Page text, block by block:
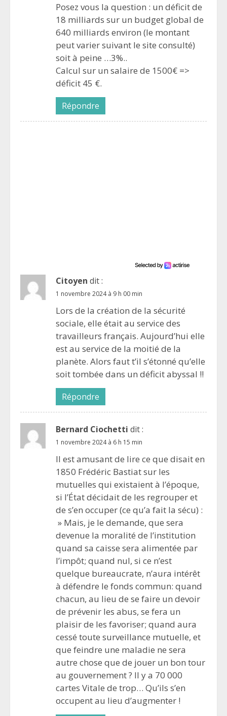
Posez vous la question : un déficit de
18 milliards sur un budget global de
640 milliards environ (le montant
peut varier suivant le site consulté)
soit à peine …3%..
Calcul sur un salaire de 1500€ =>
déficit 45 €.
Répondre
Citoyen dit :
1 novembre 2024 à 9 h 00 min
Lors de la création de la sécurité
sociale, elle était au service des
travailleurs français. Aujourd’hui elle
est au service de la moitié de la
planète. Alors faut t’il s’étonné qu’elle
soit tombée dans un déficit abyssal !!
Répondre
Bernard Ciochetti dit :
1 novembre 2024 à 6 h 15 min
Il est amusant de lire ce que disait en
1850 Frédéric Bastiat sur les
mutuelles qui existaient à l’époque,
si l’État décidait de les regrouper et
de s’en occuper (ce qu’a fait la sécu) :
» Mais, je le demande, que sera
devenue la moralité de l’institution
quand sa caisse sera alimentée par
l’impôt; quand nul, si ce n’est
quelque bureaucrate, n’aura intérêt
à défendre le fonds commun: quand
chacun, au lieu de se faire un devoir
de prévenir les abus, se fera un
plaisir de les favoriser; quand aura
cessé toute surveillance mutuelle, et
que feindre une maladie ne sera
autre chose que de jouer un bon tour
au gouvernement ? Il y a 70 000
cartes Vitale de trop… Qu’ils s’en
occupent au lieu d’augmenter !